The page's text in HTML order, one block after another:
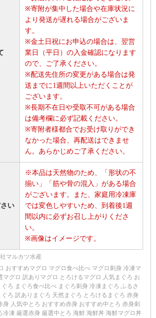
※寄附が集中した場合や在庫状況に
より発送が遅れる場合がございま
す。
※金土日祝にお申込の場合は、翌営
業日（平日）の入金確認になります
ので、ご了承ください。
※配送先住所の変更がある場合は発
送までに1週間以上いただくことが
ございます。
※長期不在日や受取不可がある場合
は備考欄に必ず記載ください。
※寄附者様都合でお受け取りができ
なかった場合、再配送はできませ
ん。あらかじめご了承ください。
い
※本品は天然物のため、「形状の不
揃い」「筋や骨の混入」がある場合
がございます。また、家庭用冷凍庫
では変色しやすいため、到着後1週
間以内に必ずお召し上がりくださ
い。
※画像はイメージです。
マルカツ水産
おすすめマグロ マグロ食べ比べ マグロ刺身 冷凍マ
マグロ 訳ありマグロ とろけるマグロ 人気まぐろ お
ろ まぐろ食べ比べ まぐろ刺身 冷凍まぐろ ふるさ
ろ 訳ありまぐろ 天然まぐろ とろけるまぐろ 赤身
身 人気中とろ おすすめ赤身 おすすめ中とろ 赤身刺
冷凍 厳選赤身 厳選中とろ 海鮮 海鮮丼 海鮮マグロ丼